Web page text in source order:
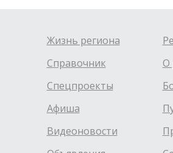
Жизнь региона
Справочник
Спецпроекты
Афиша
Видеоновости
О